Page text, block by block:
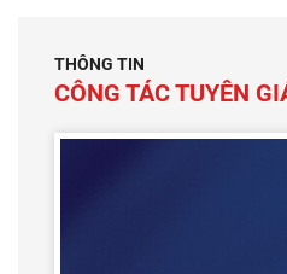
THÔNG TIN
CÔNG TÁC TUYÊN